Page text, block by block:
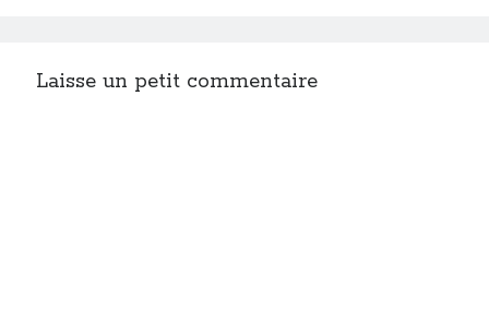
Laisse un petit commentaire